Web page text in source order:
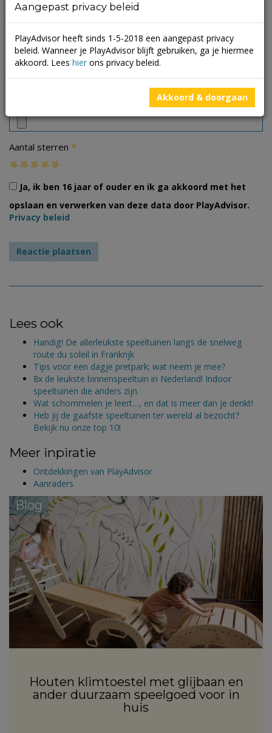
Aantal sterren *
Ja, ik ben 16 jaar of ouder en ik ga akkoord met het
opslaan en verwerken van deze data door PlayAdvisor.
Privacy beleid
Lees ook
Handig! De allerleukste speeltuinen langs de snelweg
route du soleil in Frankrijk
Tips voor een dagje pretpark; wat neem je mee?
8x de leukste binnenspeeltuin in Nederland! Indoor
speeltuinen die anders zijn.
Wat schommelen je leert…, en dat is meer dan je denkt!
Heb jij de gaafste speeltuinen ter wereld al bezocht?
Bekijk nu onze top 10!
Meer inpiratie
Ontdekkingen van PlayAdvisor
Aanraders
Blog
Houten klimtoestel met glijbaan en
ander duurzaam speelgoed voor in
huis
Aangepast privacy beleid
PlayAdvisor heeft sinds 1-5-2018 een aangepast privacy
beleid. Wanneer je PlayAdvisor blijft gebruiken, ga je hiermee
akkoord. Lees hier ons privacy beleid.
Akkoord & doorgaan